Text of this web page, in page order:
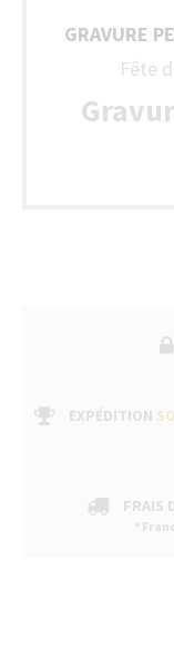
GRAVURE
Fête
EXPÉDITION
FRAIS
*